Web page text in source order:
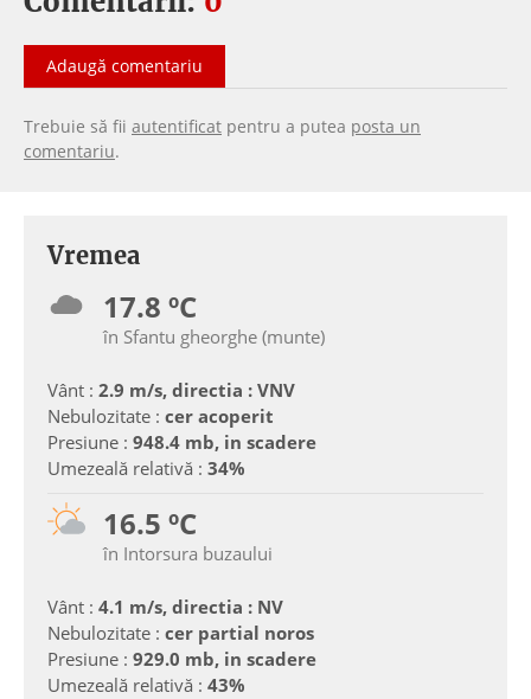
Adaugă comentariu
Trebuie să fii autentificat pentru a putea posta un
comentariu.
Vremea
17.8 ºC
în Sfantu gheorghe (munte)
Vânt : 2.9 m/s, directia : VNV
Nebulozitate : cer acoperit
Presiune : 948.4 mb, in scadere
Umezeală relativă : 34%
16.5 ºC
în Intorsura buzaului
Vânt : 4.1 m/s, directia : NV
Nebulozitate : cer partial noros
Presiune : 929.0 mb, in scadere
Umezeală relativă : 43%